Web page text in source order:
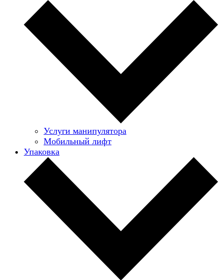
Услуги манипулятора
Мобильный лифт
Упаковка